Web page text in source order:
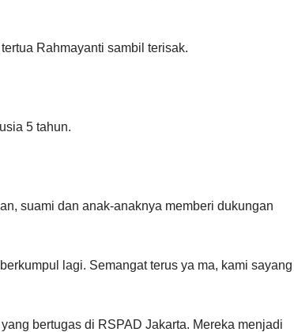
Rahmayanti sambil terisak.
5 tahun.
suami dan anak-anaknya memberi dukungan
lagi. Semangat terus ya ma, kami sayang
bertugas di RSPAD Jakarta. Mereka menjadi